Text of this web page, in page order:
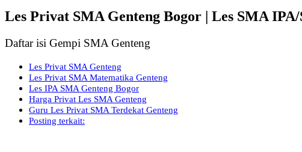
Les Privat SMA Genteng Bogor | Les SMA IPA/
Daftar isi Gempi SMA Genteng
Les Privat SMA Genteng
Les Privat SMA Matematika Genteng
Les IPA SMA Genteng Bogor
Harga Privat Les SMA Genteng
Guru Les Privat SMA Terdekat Genteng
Posting terkait: